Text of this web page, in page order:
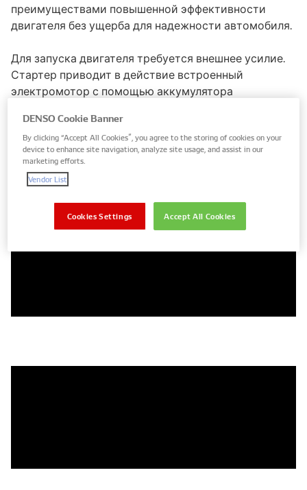
преимуществами повышенной эффективности
двигателя без ущерба для надежности автомобиля.
Для запуска двигателя требуется внешнее усилие.
Стартер приводит в действие встроенный
электромотор с помощью аккумулятора
момент и двигатель запускается. Несмотря на то
что стартер является достаточно малогабаритным,
он развивает большую мощность, так как она
требуется для надежного и быстрого пуска
двигателя.
DENSO Cookie Banner
By clicking “Accept All Cookies”, you agree to the storing of cookies on your
device to enhance site navigation, analyze site usage, and assist in our
marketing efforts.
Vendor List
Accept All Cookies
Cookies Settings